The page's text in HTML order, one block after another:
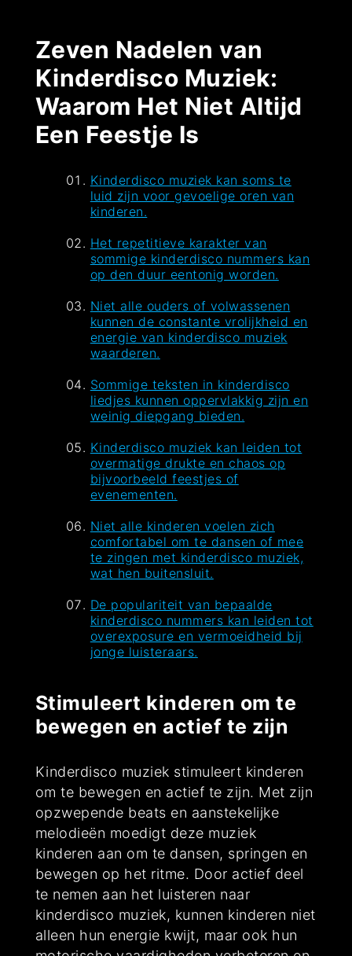
Zeven Nadelen van
Kinderdisco Muziek:
Waarom Het Niet Altijd
Een Feestje Is
Kinderdisco muziek kan soms te
luid zijn voor gevoelige oren van
kinderen.
Het repetitieve karakter van
sommige kinderdisco nummers kan
op den duur eentonig worden.
Niet alle ouders of volwassenen
kunnen de constante vrolijkheid en
energie van kinderdisco muziek
waarderen.
Sommige teksten in kinderdisco
liedjes kunnen oppervlakkig zijn en
weinig diepgang bieden.
Kinderdisco muziek kan leiden tot
overmatige drukte en chaos op
bijvoorbeeld feestjes of
evenementen.
Niet alle kinderen voelen zich
comfortabel om te dansen of mee
te zingen met kinderdisco muziek,
wat hen buitensluit.
De populariteit van bepaalde
kinderdisco nummers kan leiden tot
overexposure en vermoeidheid bij
jonge luisteraars.
Stimuleert kinderen om te
bewegen en actief te zijn
Kinderdisco muziek stimuleert kinderen
om te bewegen en actief te zijn. Met zijn
opzwepende beats en aanstekelijke
melodieën moedigt deze muziek
kinderen aan om te dansen, springen en
bewegen op het ritme. Door actief deel
te nemen aan het luisteren naar
kinderdisco muziek, kunnen kinderen niet
alleen hun energie kwijt, maar ook hun